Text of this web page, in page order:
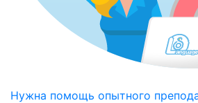
Нужна помощь опытного